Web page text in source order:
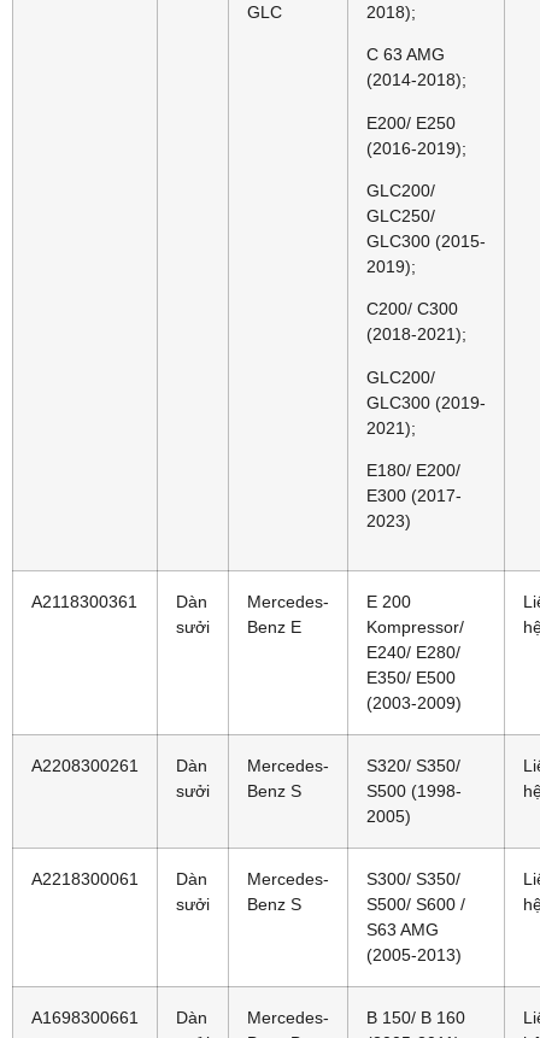
GLC
2018);
C 63 AMG
(2014-2018);
E200/ E250
(2016-2019);
GLC200/
GLC250/
GLC300 (2015-
2019);
C200/ C300
(2018-2021);
GLC200/
GLC300 (2019-
2021);
E180/ E200/
E300 (2017-
2023)
A2118300361
Dàn
sưởi
Mercedes-
Benz E
E 200
Kompressor/
E240/ E280/
E350/ E500
(2003-2009)
A2208300261
Dàn
sưởi
Mercedes-
Benz S
S320/ S350/
S500 (1998-
2005)
A2218300061
Dàn
sưởi
Mercedes-
Benz S
S300/ S350/
S500/ S600 /
S63 AMG
(2005-2013)
A1698300661
Dàn
Mercedes-
B 150/ B 160